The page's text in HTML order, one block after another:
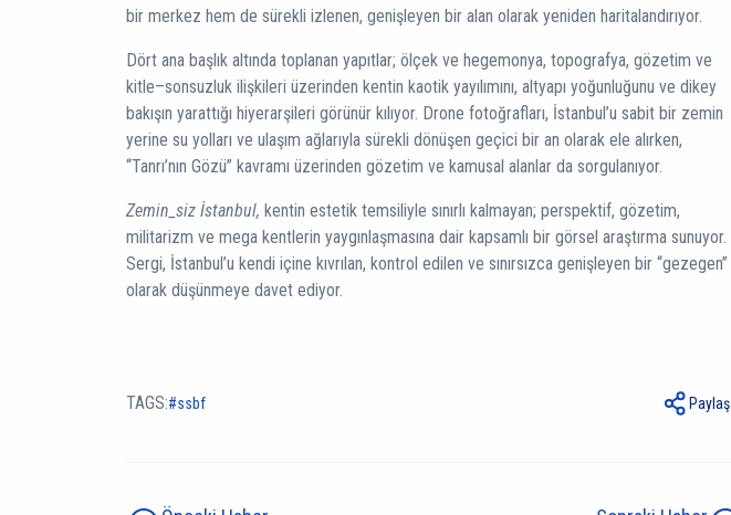
bir merkez hem de sürekli izlenen, genişleyen bir alan olarak yeniden haritalandırıyor.
Dört ana başlık altında toplanan yapıtlar; ölçek ve hegemonya, topografya, gözetim ve
kitle–sonsuzluk ilişkileri üzerinden kentin kaotik yayılımını, altyapı yoğunluğunu ve dikey
bakışın yarattığı hiyerarşileri görünür kılıyor. Drone fotoğrafları, İstanbul’u sabit bir zemin
yerine su yolları ve ulaşım ağlarıyla sürekli dönüşen geçici bir an olarak ele alırken,
“Tanrı’nın Gözü” kavramı üzerinden gözetim ve kamusal alanlar da sorgulanıyor.
Zemin_siz İstanbul, kentin estetik temsiliyle sınırlı kalmayan; perspektif, gözetim,
militarizm ve mega kentlerin yaygınlaşmasına dair kapsamlı bir görsel araştırma sunuyor.
Sergi, İstanbul’u kendi içine kıvrılan, kontrol edilen ve sınırsızca genişleyen bir “gezegen”
olarak düşünmeye davet ediyor.
TAGS: ssbf Paylaş